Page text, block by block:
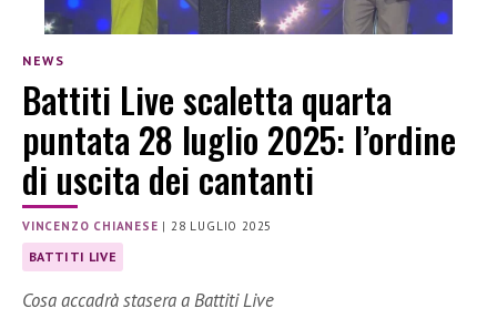
NEWS
Battiti Live scaletta quarta
puntata 28 luglio 2025: l’ordine
di uscita dei cantanti
VINCENZO CHIANESE | 28 LUGLIO 2025
BATTITI LIVE
Cosa accadrà stasera a Battiti Live